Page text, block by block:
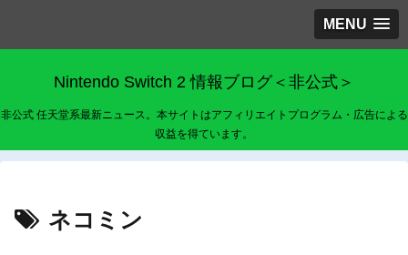
MENU
Nintendo Switch 2 情報ブログ＜非公式＞
非公式 任天堂系最新ニュース。本サイトはアフィリエイトプログラム・広告による
収益を得ています。
ネコミン